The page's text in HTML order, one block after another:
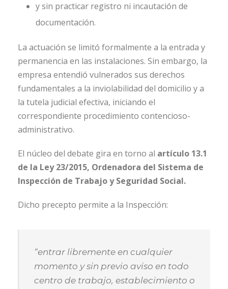
y sin practicar registro ni incautación de
documentación.
La actuación se limitó formalmente a la entrada y
permanencia en las instalaciones. Sin embargo, la
empresa entendió vulnerados sus derechos
fundamentales a la inviolabilidad del domicilio y a
la tutela judicial efectiva, iniciando el
correspondiente procedimiento contencioso-
administrativo.
El núcleo del debate gira en torno al artículo 13.1
de la Ley 23/2015, Ordenadora del Sistema de
Inspección de Trabajo y Seguridad Social.
Dicho precepto permite a la Inspección:
“entrar libremente en cualquier
momento y sin previo aviso en todo
centro de trabajo, establecimiento o